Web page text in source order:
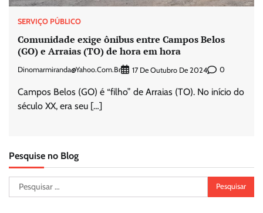
SERVIÇO PÚBLICO
Comunidade exige ônibus entre Campos Belos
(GO) e Arraias (TO) de hora em hora
Dinomarmiranda@yahoo.com.br 17 De Outubro De 2024 0
Campos Belos (GO) é “filho” de Arraias (TO). No início do
século XX, era seu […]
Pesquise no Blog
Pesquisar
por: